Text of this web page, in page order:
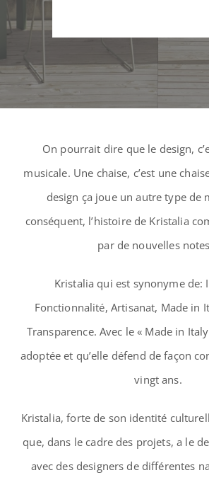
On pourrait dire que le design,
musicale. Une chaise, c’est une
design ça joue un autre type de
conséquent, l’histoire de Kristalia
par de nouvelles
Kristalia qui est synonyme de:
Fonctionnalité, Artisanat, Made in
Transparence. Avec le « Made in
adoptée et qu’elle défend de façon
vingt ans.
Kristalia, forte de son identité
que, dans le cadre des projets, a le
avec des designers de différentes